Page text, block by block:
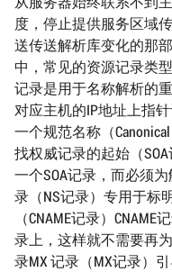
度，停止提供服务区域
送传送解析库变化的那
中，常见的资源记录类型
记录是用于名称解析的
对应主机的IP地址上指针
一个规范名称（
找权威记录的起始（
一个SOA记录，而必须
录（NS记录）专用于标
（CNAME记录）
录上，这样就不需要再
录MX 记录（MX记录）